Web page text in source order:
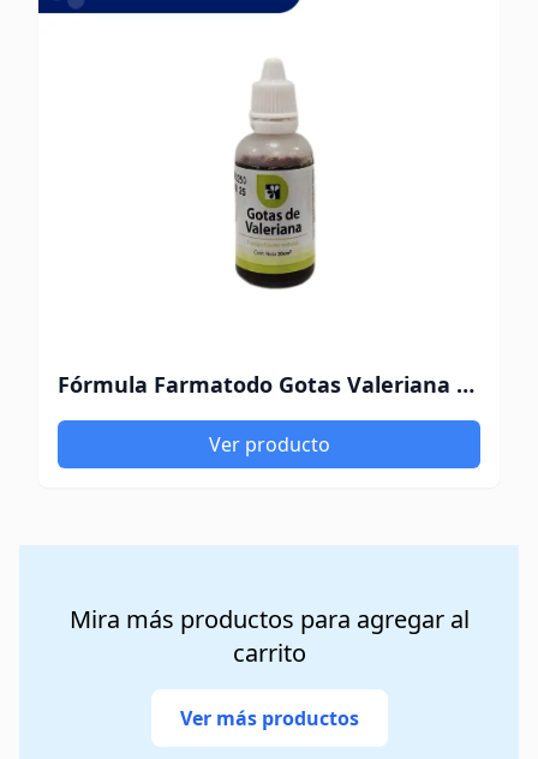
Fórmula Farmatodo Gotas Valeriana 30Ml
Ver producto
Mira más productos para agregar al
carrito
Ver más productos